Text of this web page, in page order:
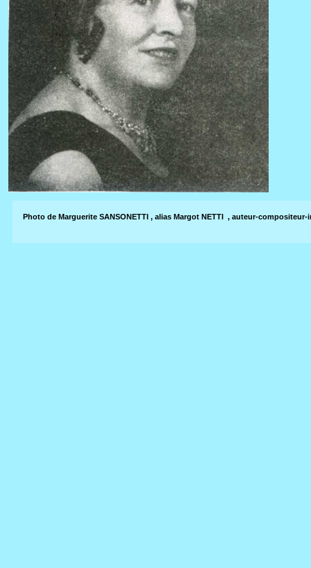
Photo de Marguerite SANSONETTI , alias Margot NETTI , auteur-